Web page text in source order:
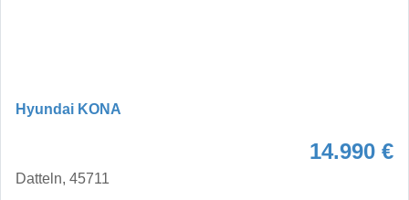
Hyundai KONA
14.990 €
Datteln, 45711